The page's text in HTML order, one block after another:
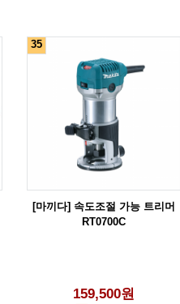
35
[마끼다] 속도조절 가능 트리머
RT0700C
159,500원